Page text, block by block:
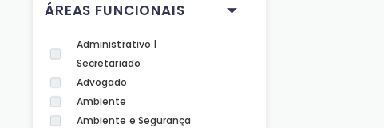
ÁREAS FUNCIONAIS
Administrativo |
Secretariado
Advogado
Ambiente
Ambiente e Segurança